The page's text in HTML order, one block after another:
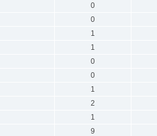
0
0
1
1
0
0
1
2
1
9